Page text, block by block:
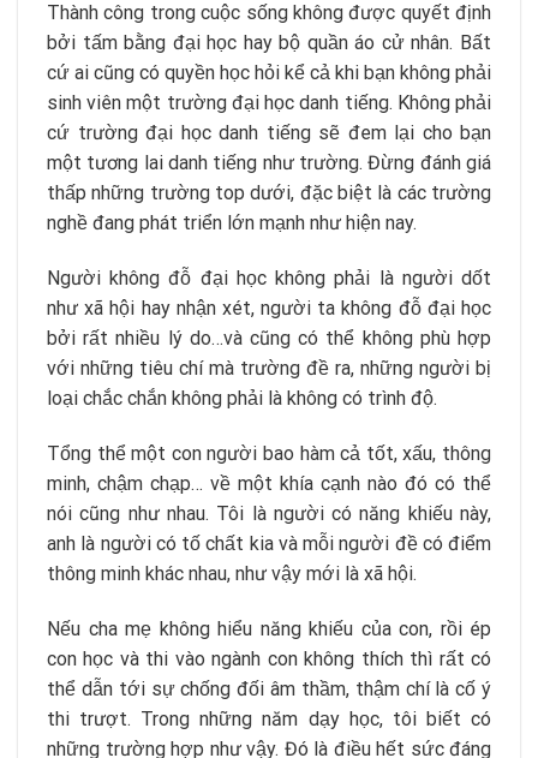
Thành công trong cuộc sống không được quyết định
bởi tấm bằng đại học hay bộ quần áo cử nhân. Bất
cứ ai cũng có quyền học hỏi kể cả khi bạn không phải
sinh viên một trường đại học danh tiếng. Không phải
cứ trường đại học danh tiếng sẽ đem lại cho bạn
một tương lai danh tiếng như trường. Đừng đánh giá
thấp những trường top dưới, đặc biệt là các trường
nghề đang phát triển lớn mạnh như hiện nay.
Người không đỗ đại học không phải là người dốt
như xã hội hay nhận xét, người ta không đỗ đại học
bởi rất nhiều lý do…và cũng có thể không phù hợp
với những tiêu chí mà trường đề ra, những người bị
loại chắc chắn không phải là không có trình độ.
Tổng thể một con người bao hàm cả tốt, xấu, thông
minh, chậm chạp… về một khía cạnh nào đó có thể
nói cũng như nhau. Tôi là người có năng khiếu này,
anh là người có tố chất kia và mỗi người đề có điểm
thông minh khác nhau, như vậy mới là xã hội.
Nếu cha mẹ không hiểu năng khiếu của con, rồi ép
con học và thi vào ngành con không thích thì rất có
thể dẫn tới sự chống đối âm thầm, thậm chí là cố ý
thi trượt. Trong những năm dạy học, tôi biết có
những trường hợp như vậy. Đó là điều hết sức đáng